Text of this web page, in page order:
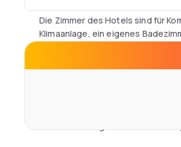
Die Zimmer des Hotels sind für
Klimaanlage, ein eigenes
umfasst auch einen
Bett.